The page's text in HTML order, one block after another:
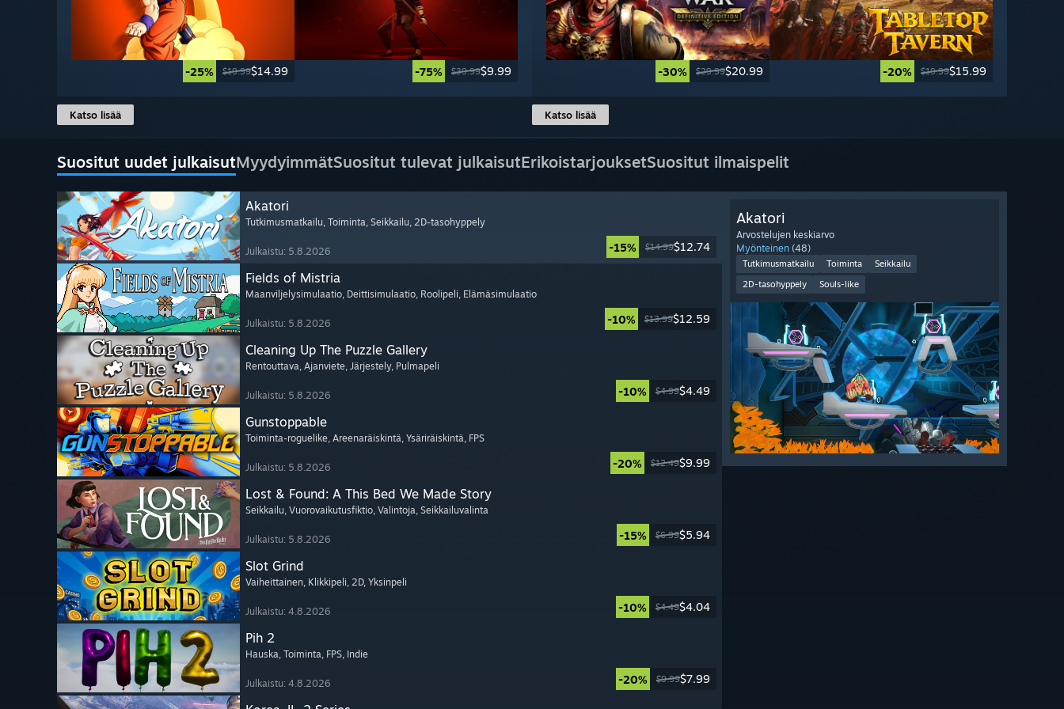
-25% $19.99$14.99 -75% $39.99$9.99
Katso lisää
-30% $29.99$20.99 -20% $19.99$15.99
Katso lisää
Suositut uudet julkaisutMyydyimmätSuositut tulevat julkaisutErikoistarjouksetSuositut ilmaispelit
Akatori
Tutkimusmatkailu, Toiminta, Seikkailu, 2D-tasohyppely
Julkaistu: 5.8.2026 -15% $14.99$12.74
Fields of Mistria
Maanviljelysimulaatio, Deittisimulaatio, Roolipeli, Elämäsimulaatio
Julkaistu: 5.8.2026 -10% $13.99$12.59
Cleaning Up The Puzzle Gallery
Rentouttava, Ajanviete, Järjestely, Pulmapeli
Julkaistu: 5.8.2026 -10% $4.99$4.49
Gunstoppable
Toiminta-roguelike, Areenaräiskintä, Ysäriräiskintä, FPS
Julkaistu: 5.8.2026 -20% $12.49$9.99
Lost & Found: A This Bed We Made Story
Seikkailu, Vuorovaikutusfiktio, Valintoja, Seikkailuvalinta
Julkaistu: 5.8.2026 -15% $6.99$5.94
Slot Grind
Vaiheittainen, Klikkipeli, 2D, Yksinpeli
Julkaistu: 4.8.2026 -10% $4.49$4.04
Pih 2
Hauska, Toiminta, FPS, Indie
Julkaistu: 4.8.2026 -20% $9.99$7.99
Akatori
Arvostelujen keskiarvo
Myönteinen (48)
Tutkimusmatkailu Toiminta
Seikkailu
2D-tasohyppely
Souls-like